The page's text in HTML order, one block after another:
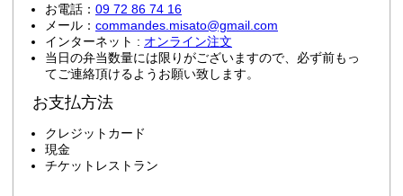
お電話： 09 72 86 74 16
メール： commandes.misato@gmail.com
インターネット : オンライン注文
当日の弁当数量には限りがございますので、必ず前もっ
てご連絡頂けるようお願い致します。
お支払方法
クレジットカード
現金
チケットレストラン